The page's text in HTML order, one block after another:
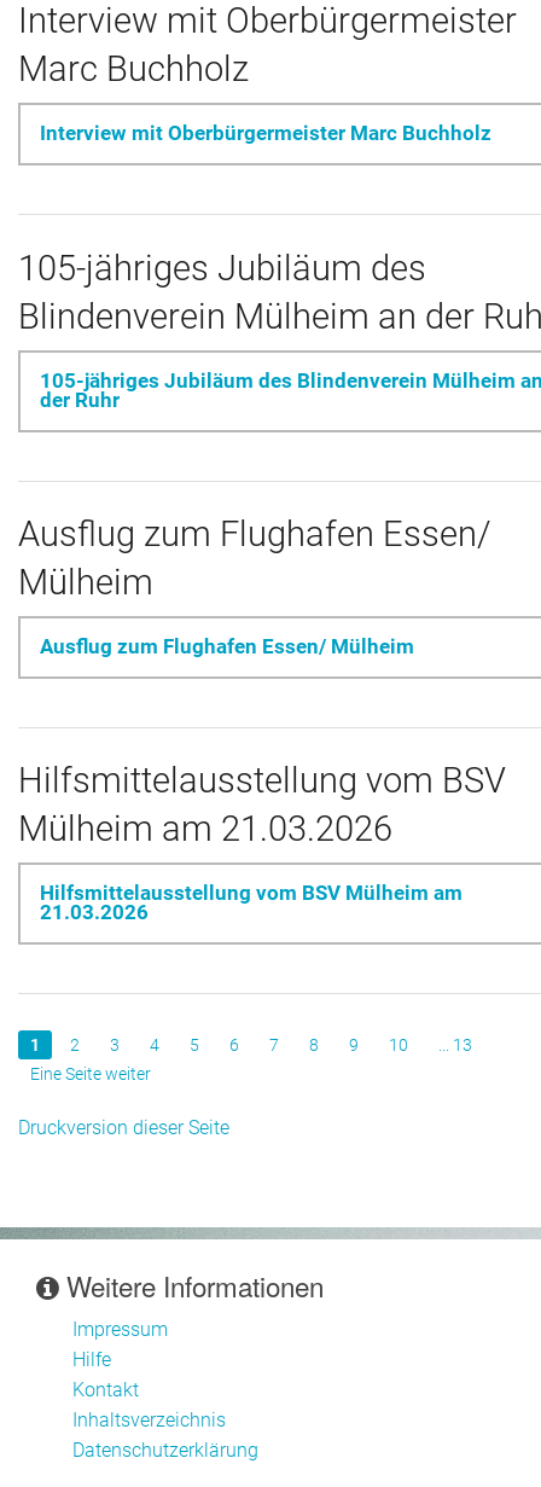
Interview mit Oberbürgermeister
Marc Buchholz
Interview mit Oberbürgermeister Marc Buchholz
105-jähriges Jubiläum des
Blindenverein Mülheim an der
105-jähriges Jubiläum des Blindenverein Mülheim
der Ruhr
Ausflug zum Flughafen Essen/
Mülheim
Ausflug zum Flughafen Essen/ Mülheim
Hilfsmittelausstellung vom BSV
Mülheim am 21.03.2026
Hilfsmittelausstellung vom BSV Mülheim am
21.03.2026
1 2 3 4 5 6 7 8 9 10
... 13
Eine Seite weiter
Druckversion dieser Seite
Weitere Informationen
Impressum
Hilfe
Kontakt
Inhaltsverzeichnis
Datenschutzerklärung